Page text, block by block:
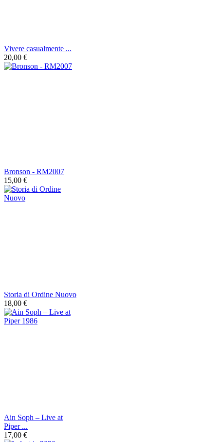
Vivere casualmente ...
20,00 €
Bronson - RM2007
15,00 €
Storia di Ordine Nuovo
18,00 €
Ain Soph – Live at
Piper ...
17,00 €